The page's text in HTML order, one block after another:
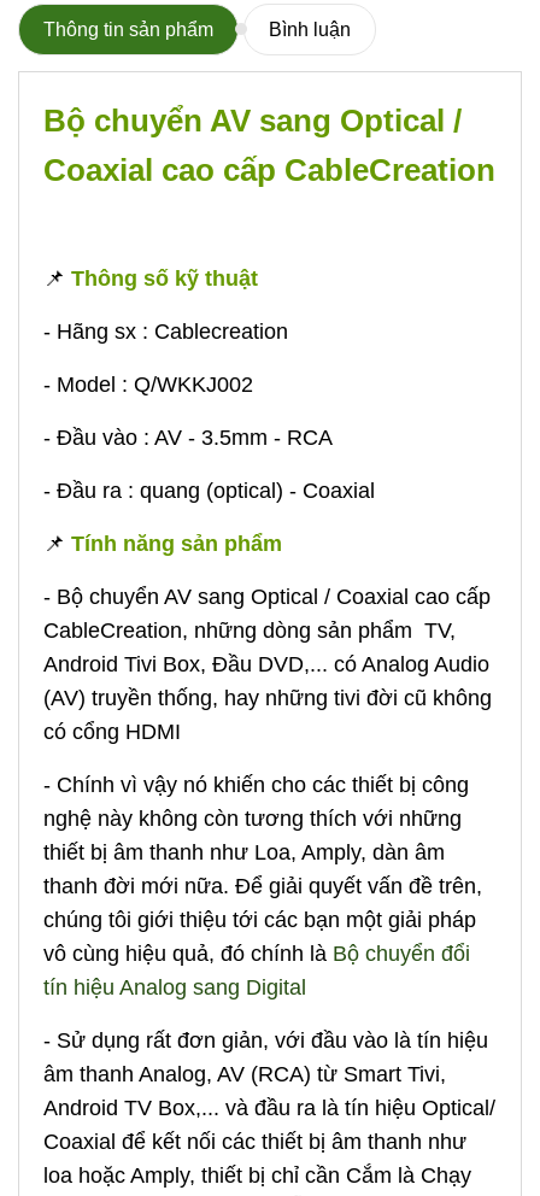
Thông tin sản phẩm Bình luận
Bộ chuyển AV sang Optical /
Coaxial cao cấp CableCreation
📌 Thông số kỹ thuật
- Hãng sx : Cablecreation
- Model : Q/WKKJ002
- Đầu vào : AV - 3.5mm - RCA
- Đầu ra : quang (optical) - Coaxial
📌 Tính năng sản phẩm
- Bộ chuyển AV sang Optical / Coaxial cao cấp
CableCreation, những dòng sản phẩm TV,
Android Tivi Box, Đầu DVD,... có Analog Audio
(AV) truyền thống, hay những tivi đời cũ không
có cổng HDMI
- Chính vì vậy nó khiến cho các thiết bị công
nghệ này không còn tương thích với những
thiết bị âm thanh như Loa, Amply, dàn âm
thanh đời mới nữa. Để giải quyết vấn đề trên,
chúng tôi giới thiệu tới các bạn một giải pháp
vô cùng hiệu quả, đó chính là Bộ chuyển đổi
tín hiệu Analog sang Digital
- Sử dụng rất đơn giản, với đầu vào là tín hiệu
âm thanh Analog, AV (RCA) từ Smart Tivi,
Android TV Box,... và đầu ra là tín hiệu Optical/
Coaxial để kết nối các thiết bị âm thanh như
loa hoặc Amply, thiết bị chỉ cần Cắm là Chạy